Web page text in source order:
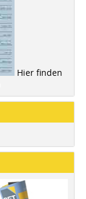
Hier finden